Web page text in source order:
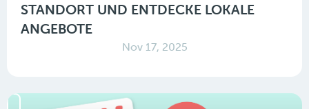
STANDORT UND ENTDECKE LOKALE
ANGEBOTE
Nov 17, 2025